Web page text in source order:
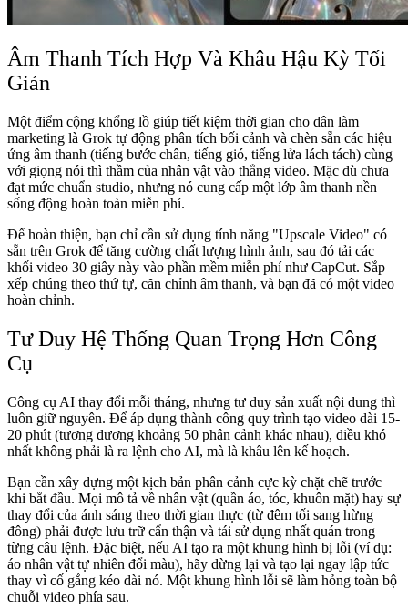
Âm Thanh Tích Hợp Và Khâu Hậu Kỳ Tối
Giản
Một điểm cộng khổng lồ giúp tiết kiệm thời gian cho dân làm
marketing là Grok tự động phân tích bối cảnh và chèn sẵn các hiệu
ứng âm thanh (tiếng bước chân, tiếng gió, tiếng lửa lách tách) cùng
với giọng nói thì thầm của nhân vật vào thẳng video. Mặc dù chưa
đạt mức chuẩn studio, nhưng nó cung cấp một lớp âm thanh nền
sống động hoàn toàn miễn phí.
Để hoàn thiện, bạn chỉ cần sử dụng tính năng "Upscale Video" có
sẵn trên Grok để tăng cường chất lượng hình ảnh, sau đó tải các
khối video 30 giây này vào phần mềm miễn phí như CapCut. Sắp
xếp chúng theo thứ tự, căn chỉnh âm thanh, và bạn đã có một video
hoàn chỉnh.
Tư Duy Hệ Thống Quan Trọng Hơn Công
Cụ
Công cụ AI thay đổi mỗi tháng, nhưng tư duy sản xuất nội dung thì
luôn giữ nguyên. Để áp dụng thành công quy trình tạo video dài 15-
20 phút (tương đương khoảng 50 phân cảnh khác nhau), điều khó
nhất không phải là ra lệnh cho AI, mà là khâu lên kế hoạch.
Bạn cần xây dựng một kịch bản phân cảnh cực kỳ chặt chẽ trước
khi bắt đầu. Mọi mô tả về nhân vật (quần áo, tóc, khuôn mặt) hay sự
thay đổi của ánh sáng theo thời gian thực (từ đêm tối sang hừng
đông) phải được lưu trữ cẩn thận và tái sử dụng nhất quán trong
từng câu lệnh. Đặc biệt, nếu AI tạo ra một khung hình bị lỗi (ví dụ:
áo nhân vật tự nhiên đổi màu), hãy dừng lại và tạo lại ngay lập tức
thay vì cố gắng kéo dài nó. Một khung hình lỗi sẽ làm hỏng toàn bộ
chuỗi video phía sau.